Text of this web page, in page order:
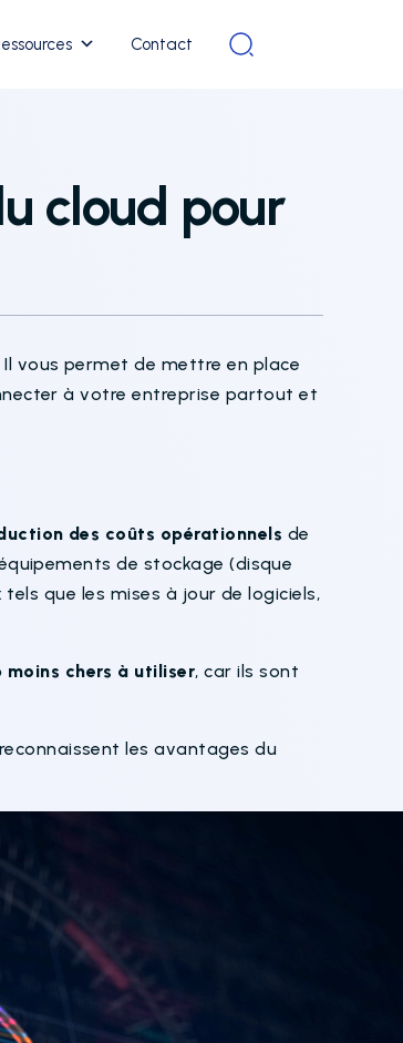
Contact
cloud pour
vous permet de mettre en place
à votre entreprise partout et
des coûts opérationnels de
de stockage (disque
tels que les mises à jour de logiciels,
moins chers à utiliser, car ils sont
les avantages du